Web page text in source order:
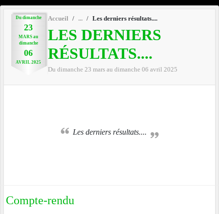
Du dimanche
23
MARS au
dimanche
06
AVRIL 2025
Accueil Les derniers résultats....
LES DERNIERS
RÉSULTATS....
Du dimanche 23 mars au dimanche 06 avril 2025
Les derniers résultats....
Compte-rendu